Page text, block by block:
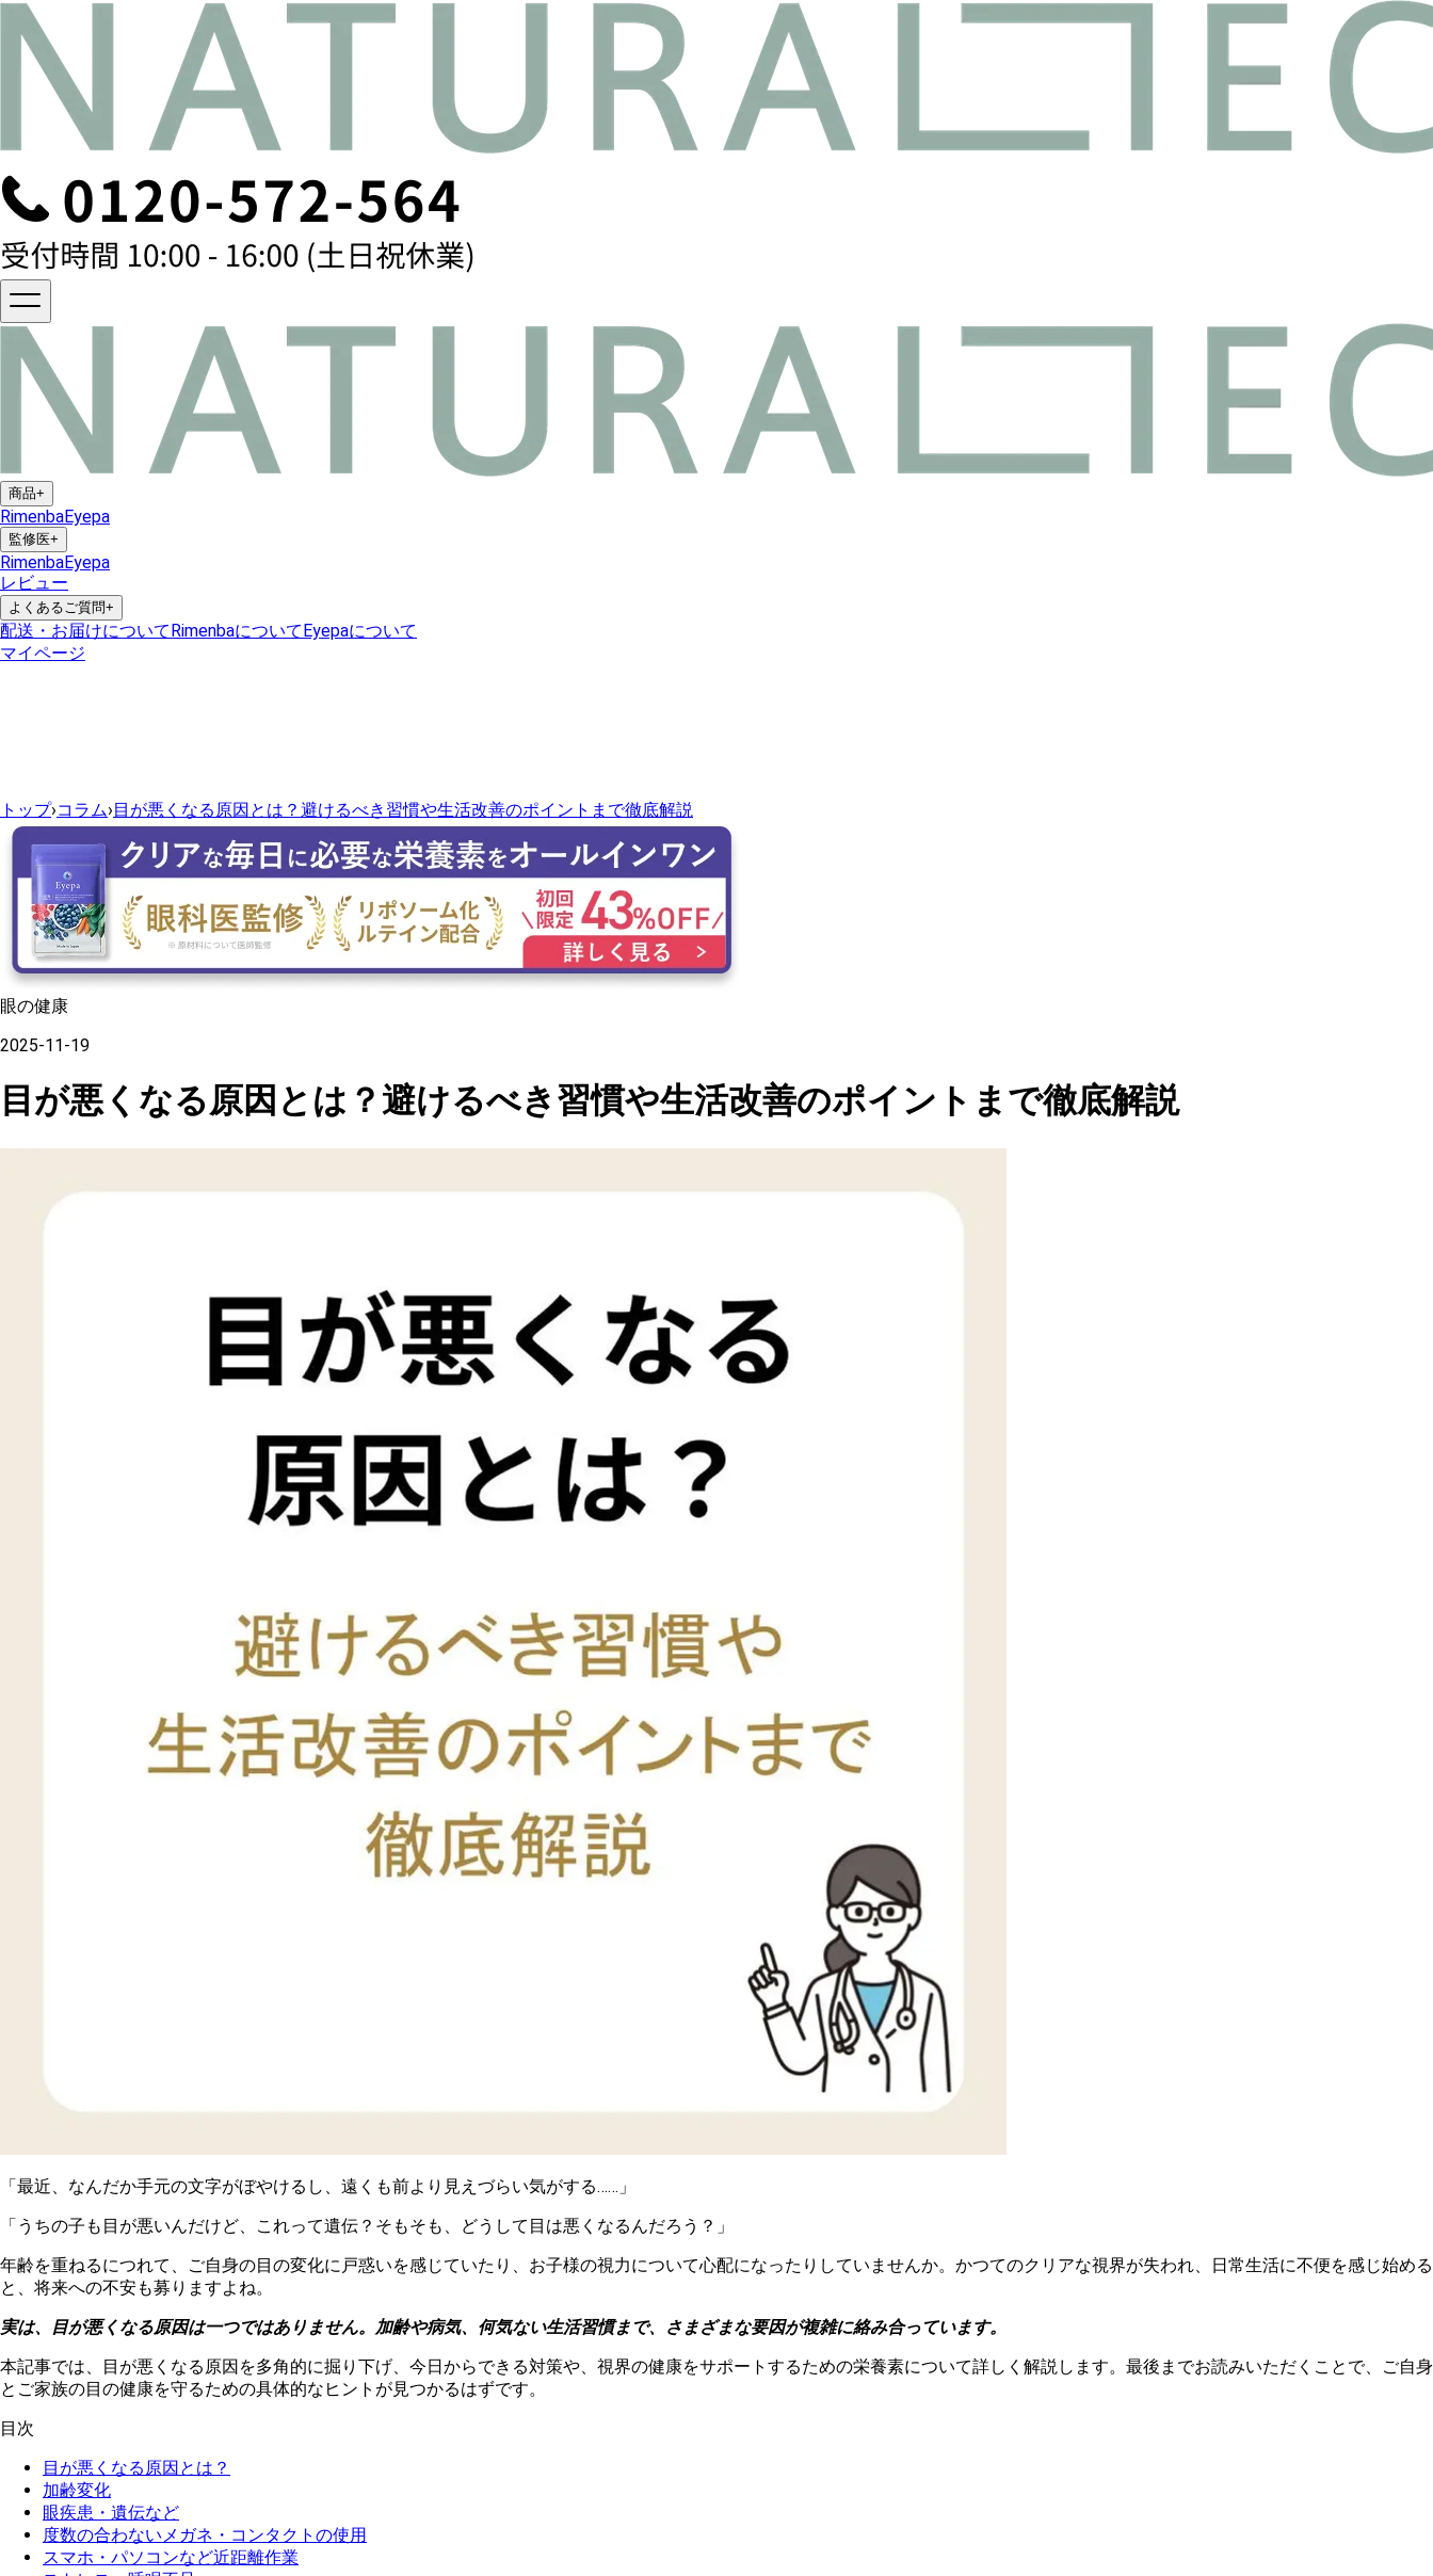
商品+
RimenbaEyepa
監修医+
RimenbaEyepa
レビュー
よくあるご質問+
配送・お届けについてRimenbaについてEyepaについて
マイページ
トップ›コラム›目が悪くなる原因とは？避けるべき習慣や生活改善のポイントまで徹底解説
眼の健康
2025-11-19
目が悪くなる原因とは？避けるべき習慣や生活改善のポイントまで徹底解説
「最近、なんだか手元の文字がぼやけるし、遠くも前より見えづらい気がする……」
「うちの子も目が悪いんだけど、これって遺伝？そもそも、どうして目は悪くなるんだろう？」
年齢を重ねるにつれて、ご自身の目の変化に戸惑いを感じていたり、お子様の視力について心配になったりしていませんか。かつてのクリアな視界が失われ、日常生活に不便を感じ始める
と、将来への不安も募りますよね。
実は、目が悪くなる原因は一つではありません。加齢や病気、何気ない生活習慣まで、さまざまな要因が複雑に絡み合っています。
本記事では、目が悪くなる原因を多角的に掘り下げ、今日からできる対策や、視界の健康をサポートするための栄養素について詳しく解説します。最後までお読みいただくことで、ご自身
とご家族の目の健康を守るための具体的なヒントが見つかるはずです。
目次
目が悪くなる原因とは？
加齢変化
眼疾患・遺伝など
度数の合わないメガネ・コンタクトの使用
スマホ・パソコンなど近距離作業